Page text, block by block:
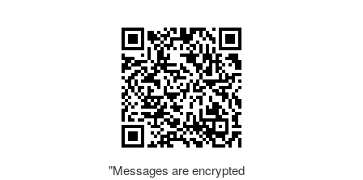
"Messages are encrypted